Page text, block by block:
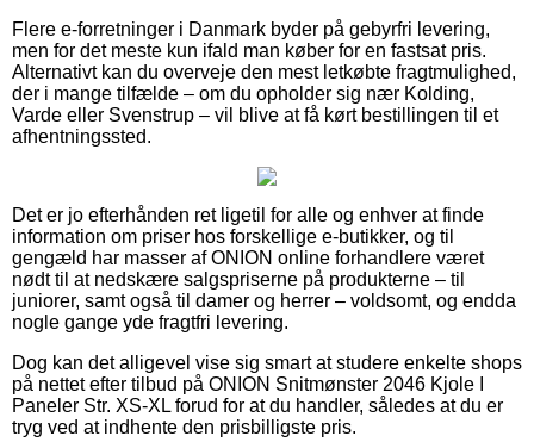
Flere e-forretninger i Danmark byder på gebyrfri levering,
men for det meste kun ifald man køber for en fastsat pris.
Alternativt kan du overveje den mest letkøbte fragtmulighed,
der i mange tilfælde – om du opholder sig nær Kolding,
Varde eller Svenstrup – vil blive at få kørt bestillingen til et
afhentningssted.
Det er jo efterhånden ret ligetil for alle og enhver at finde
information om priser hos forskellige e-butikker, og til
gengæld har masser af ONION online forhandlere været
nødt til at nedskære salgspriserne på produkterne – til
juniorer, samt også til damer og herrer – voldsomt, og endda
nogle gange yde fragtfri levering.
Dog kan det alligevel vise sig smart at studere enkelte shops
på nettet efter tilbud på ONION Snitmønster 2046 Kjole I
Paneler Str. XS-XL forud for at du handler, således at du er
tryg ved at indhente den prisbilligste pris.